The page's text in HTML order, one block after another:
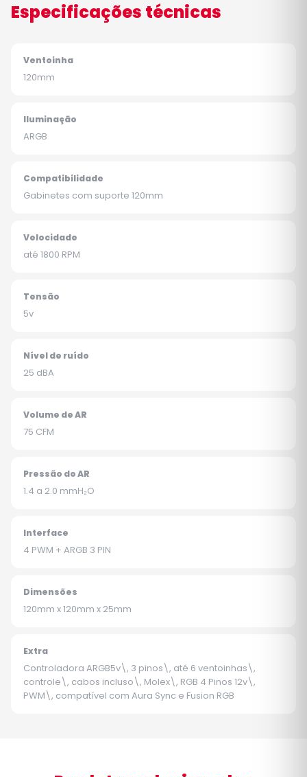
Especificações técnicas
Ventoinha
120mm
Iluminação
ARGB
Compatibilidade
Gabinetes com suporte 120mm
Velocidade
até 1800 RPM
Tensão
5v
Nível de ruído
25 dBA
Volume de AR
75 CFM
Pressão do AR
1.4 a 2.0 mmH₂O
Interface
4 PWM + ARGB 3 PIN
Dimensões
120mm x 120mm x 25mm
Extra
Controladora ARGB5v\, 3 pinos\, até 6 ventoinhas\,
controle\, cabos incluso\, Molex\, RGB 4 Pinos 12v\,
PWM\, compatível com Aura Sync e Fusion RGB